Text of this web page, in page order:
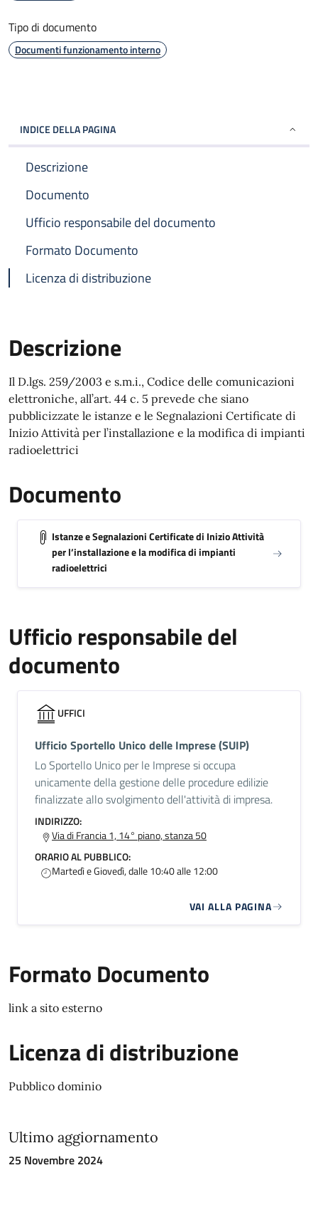
Tipo di documento
Documenti funzionamento interno
INDICE DELLA PAGINA
Descrizione
Documento
Ufficio responsabile del documento
Formato Documento
Licenza di distribuzione
Descrizione
Il D.lgs. 259/2003 e s.m.i., Codice delle comunicazioni
elettroniche, all’art. 44 c. 5 prevede che siano
pubblicizzate le istanze e le Segnalazioni Certificate di
Inizio Attività per l’installazione e la modifica di impianti
radioelettrici
Documento
Istanze e Segnalazioni Certificate di Inizio Attività
per l’installazione e la modifica di impianti
radioelettrici
Ufficio responsabile del
documento
UFFICI
Ufficio Sportello Unico delle Imprese (SUIP)
Lo Sportello Unico per le Imprese si occupa
unicamente della gestione delle procedure edilizie
finalizzate allo svolgimento dell'attività di impresa.
INDIRIZZO:
Via di Francia 1, 14° piano, stanza 50
ORARIO AL PUBBLICO:
Martedì e Giovedì, dalle 10:40 alle 12:00
VAI ALLA PAGINA
Formato Documento
link a sito esterno
Licenza di distribuzione
Pubblico dominio
Ultimo aggiornamento
25 Novembre 2024